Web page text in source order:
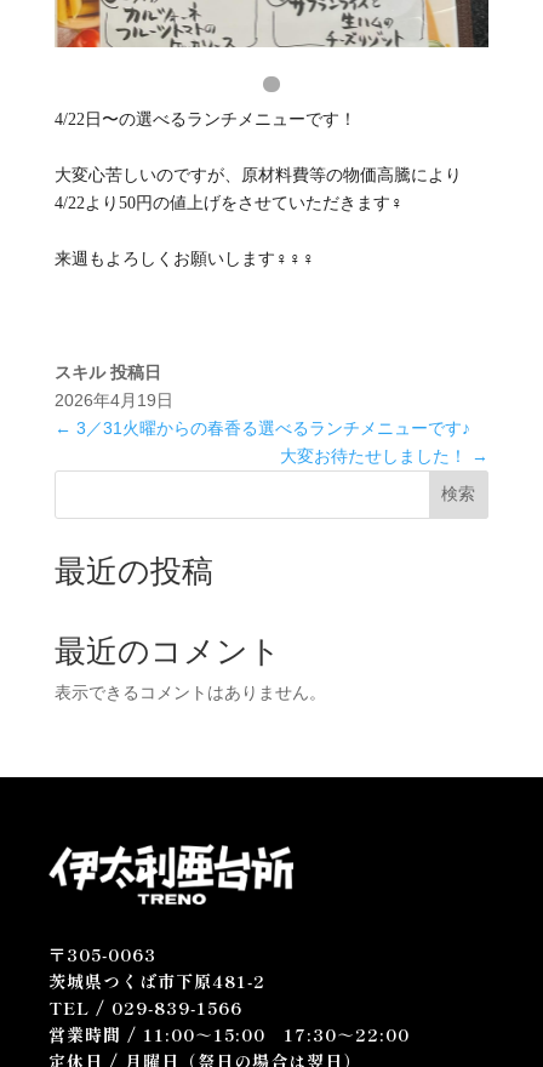
4/22日〜の選べるランチメニューです！
大変心苦しいのですが、原材料費等の物価高騰により
4/22より50円の値上げをさせていただきます‍♀️
来週もよろしくお願いします‍♀️‍♀️‍♀️
スキル 投稿日
2026年4月19日
← 3／31火曜からの春香る選べるランチメニューです♪
大変お待たせしました！
→
検索
最近の投稿
最近のコメント
表示できるコメントはありません。
〒305-0063
茨城県つくば市下原481-2
TEL / 029-839-1566
営業時間 / 11:00～15:00 17:30～22:00
定休日 / 月曜日（祭日の場合は翌日）